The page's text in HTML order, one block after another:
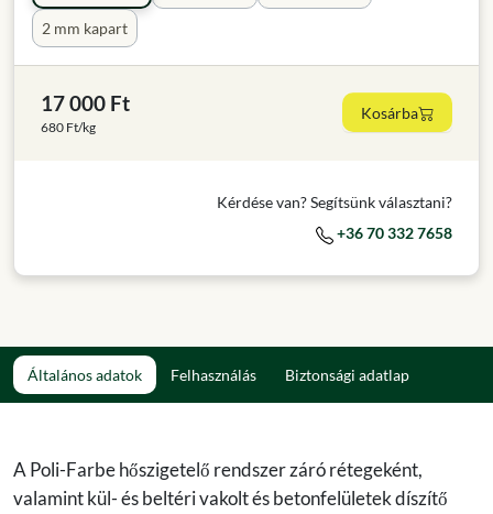
2 mm kapart
17 000 Ft
680 Ft/kg
Kosárba
Kérdése van? Segítsünk választani?
+36 70 332 7658
Általános adatok Felhasználás Biztonsági adatlap
A Poli-Farbe hőszigetelő rendszer záró rétegeként,
valamint kül- és beltéri vakolt és betonfelületek díszítő